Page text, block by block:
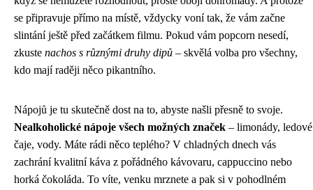
se připravuje přímo na místě, vždycky voní tak, že vám začne
slintání ještě před začátkem filmu. Pokud vám popcorn nesedí,
zkuste nachos s různými druhy dipů – skvělá volba pro všechny,
kdo mají raději něco pikantního.
Nápojů je tu skutečně dost na to, abyste našli přesně to svoje.
Nealkoholické nápoje všech možných značek – limonády, ledové
čaje, vody. Máte rádi něco teplého? V chladných dnech vás
zachrání kvalitní káva z pořádného kávovaru, cappuccino nebo
horká čokoláda. To víte, venku mrznete a pak si v pohodlném